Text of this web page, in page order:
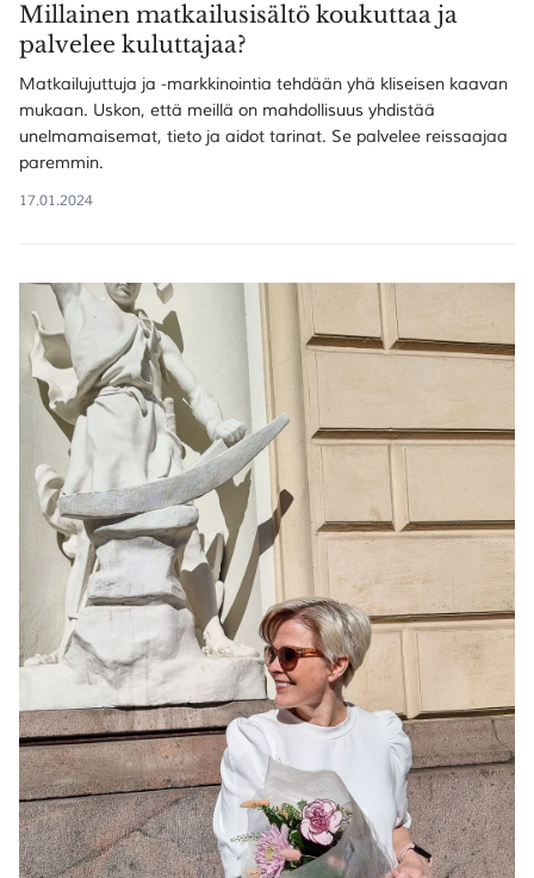
SULJE HAKU ✕
Millainen matkailusisältö koukuttaa ja
palvelee kuluttajaa?
Matkailujuttuja ja -markkinointia tehdään yhä kliseisen kaavan
mukaan. Uskon, että meillä on mahdollisuus yhdistää
unelmamaisemat, tieto ja aidot tarinat. Se palvelee reissaajaa
paremmin.
17.01.2024